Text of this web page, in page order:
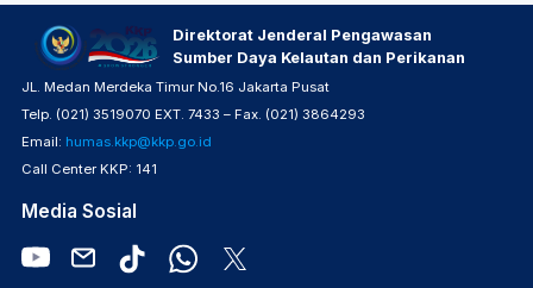
Direktorat Jenderal Pengawasan
Sumber Daya Kelautan dan Perikanan
JL. Medan Merdeka Timur No.16 Jakarta Pusat
Telp. (021) 3519070 EXT. 7433 – Fax. (021) 3864293
Email: humas.kkp@kkp.go.id
Call Center KKP: 141
Media Sosial